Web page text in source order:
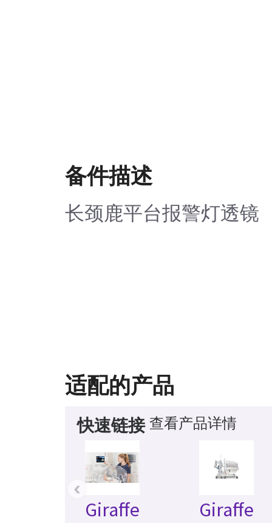
备件描述
长颈鹿平台报警灯透镜
适配的产品
快速链接 查看产品详情
Giraffe Giraffe
‹